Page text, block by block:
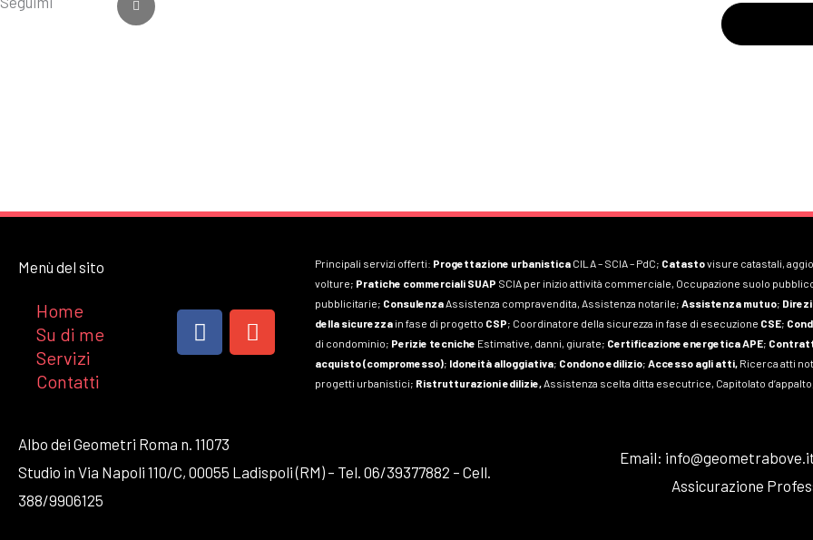
c
e
Menù del sito
Home
Su di me
Servizi
Contatti
F
a
o
o
k
E
n
e
Principali servizi offerti: Progettazione urbanisticaCILA – SCIA – PdC; Catastovisure catastali,
volture; Pratiche commerciali SUAP SCIA per inizio attività commerciale, Occupazione suolo
pubblicitarie; ConsulenzaAssistenza compravendita, Assistenza notarile; Assistenza mutuo;
della sicurezzain fase di progetto CSP; Coordinatore della sicurezza in fase di esecuzione CSE;
di condominio; Perizie tecniche Estimative, danni, giurate; Certificazione energetica APE;
acquisto (compromesso); Idoneità alloggiativa; Condono edilizio; Accesso agli atti, Ricerca atti
progetti urbanistici; Ristrutturazioni edilizie, Assistenza scelta ditta esecutrice, Capitolato
Albo dei Geometri Roma n. 11073
Studio in Via Napoli 110/C, 00055 Ladispoli (RM) – Tel. 06/39377882 – Cell.
388/9906125
Email:
Assicurazione